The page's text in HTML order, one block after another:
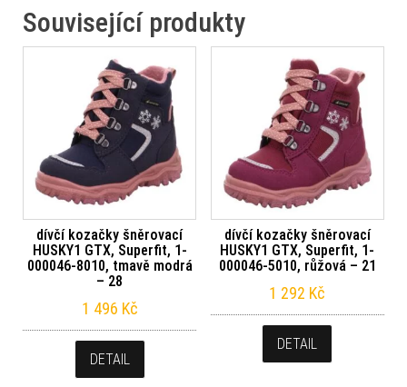
Související produkty
dívčí kozačky šněrovací
HUSKY1 GTX, Superfit, 1-
000046-8010, tmavě modrá
– 28
1 496 Kč
DETAIL
dívčí kozačky šněrovací
HUSKY1 GTX, Superfit, 1-
000046-5010, růžová – 21
1 292 Kč
DETAIL